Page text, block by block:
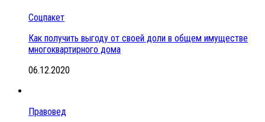
Соцпакет
Как получить выгоду от своей доли в общем имуществе
многоквартирного дома
06.12.2020
Правовед